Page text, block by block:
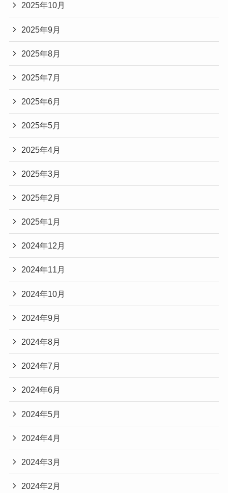
2025年10月
2025年9月
2025年8月
2025年7月
2025年6月
2025年5月
2025年4月
2025年3月
2025年2月
2025年1月
2024年12月
2024年11月
2024年10月
2024年9月
2024年8月
2024年7月
2024年6月
2024年5月
2024年4月
2024年3月
2024年2月